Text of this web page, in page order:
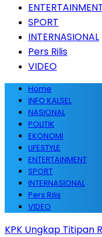
SPORT
INTERNASIONAL
Pers Rilis
VIDEO
Home
INFO KALSEL
NASIONAL
POLITIK
EKONOMI
LIFESTYLE
ENTERTAINMENT
SPORT
INTERNASIONAL
Pers Rilis
VIDEO
KPK Ungkap Titipan